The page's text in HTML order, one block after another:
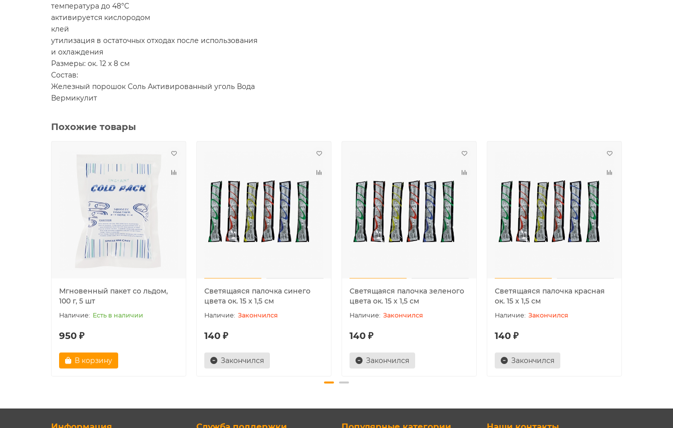
температура до 48°C
активируется кислородом
клей
утилизация в остаточных отходах после использования
и охлаждения
Размеры: ок. 12 х 8 см
Состав:
Железный порошок Соль Активированный уголь Вода
Вермикулит
Похожие товары
Мгновенный пакет со льдом,
100 г, 5 шт
Есть в наличии
950 ₽
В корзину
Светящаяся палочка синего
цвета ок. 15 х 1,5 см
Закончился
140 ₽
Закончился
Светящаяся палочка зеленого
цвета ок. 15 х 1,5 см
Закончился
140 ₽
Закончился
Светящаяся палочка красная
ок. 15 х 1,5 см
Закончился
140 ₽
Закончился